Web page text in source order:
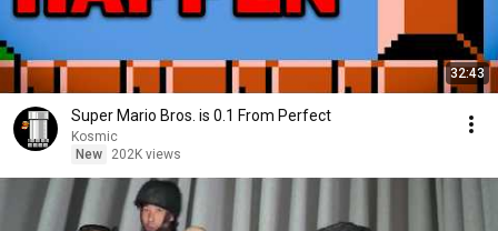
32:43
Super Mario Bros. is 0.1 From Perfect
Kosmic
New
202K views